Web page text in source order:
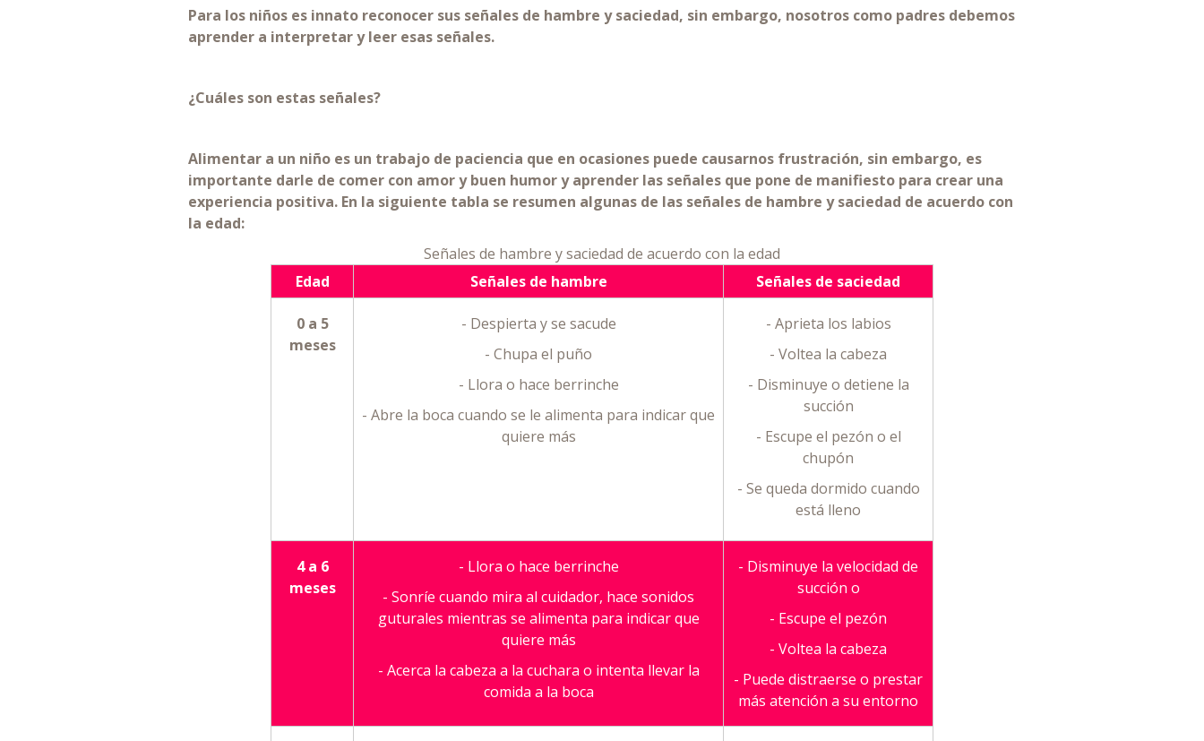
Para los niños es innato reconocer sus señales de hambre y saciedad, sin embargo, nosotros como padres debemos
aprender a interpretar y leer esas señales.
¿Cuáles son estas señales?
Alimentar a un niño es un trabajo de paciencia que en ocasiones puede causarnos frustración, sin embargo, es
importante darle de comer con amor y buen humor y aprender las señales que pone de manifiesto para crear una
experiencia positiva. En la siguiente tabla se resumen algunas de las señales de hambre y saciedad de acuerdo con
la edad:
Señales de hambre y saciedad de acuerdo con la edad
Edad
Señales de hambre Señales de saciedad
0 a 5
meses
- Despierta y se sacude
- Chupa el puño
- Llora o hace berrinche
- Abre la boca cuando se le alimenta para indicar que
quiere más
- Aprieta los labios
- Voltea la cabeza
- Disminuye o detiene la
succión
- Escupe el pezón o el
chupón
- Se queda dormido cuando
está lleno
4 a 6
meses
- Llora o hace berrinche
- Sonríe cuando mira al cuidador, hace sonidos
guturales mientras se alimenta para indicar que
quiere más
- Acerca la cabeza a la cuchara o intenta llevar la
comida a la boca
- Disminuye la velocidad de
succión o
- Escupe el pezón
- Voltea la cabeza
- Puede distraerse o prestar
más atención a su entorno